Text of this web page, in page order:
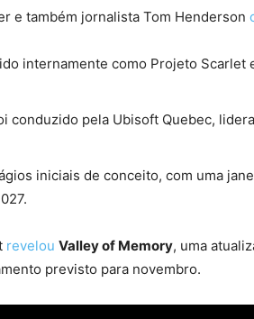
e também jornalista Tom Henderson
internamente como Projeto Scarlet
conduzido pela Ubisoft Quebec,
iniciais de conceito, com uma
revelou Valley of Memory, uma
previsto para novembro.